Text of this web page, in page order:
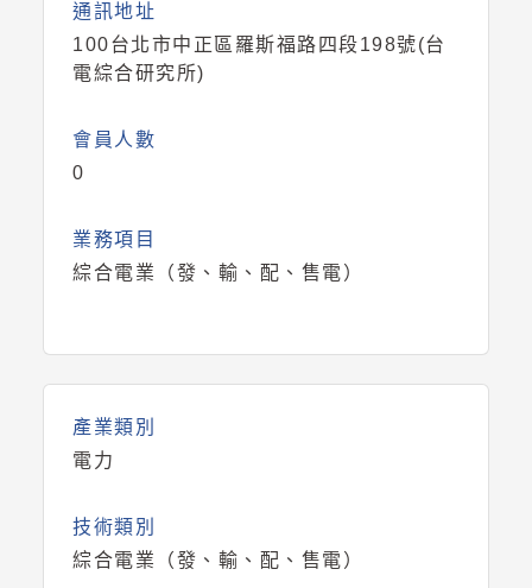
通訊地址
100台北市中正區羅斯福路四段198號(台
電綜合研究所)
會員人數
0
業務項目
綜合電業（發、輸、配、售電）
產業類別
電力
技術類別
綜合電業（發、輸、配、售電）